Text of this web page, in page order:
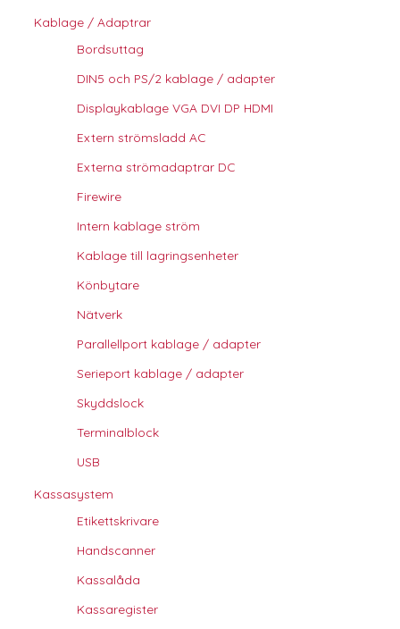
Kablage / Adaptrar
Bordsuttag
DIN5 och PS/2 kablage / adapter
Displaykablage VGA DVI DP HDMI
Extern strömsladd AC
Externa strömadaptrar DC
Firewire
Intern kablage ström
Kablage till lagringsenheter
Könbytare
Nätverk
Parallellport kablage / adapter
Serieport kablage / adapter
Skyddslock
Terminalblock
USB
Kassasystem
Etikettskrivare
Handscanner
Kassalåda
Kassaregister